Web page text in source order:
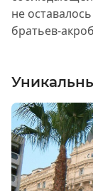
не
братьев-